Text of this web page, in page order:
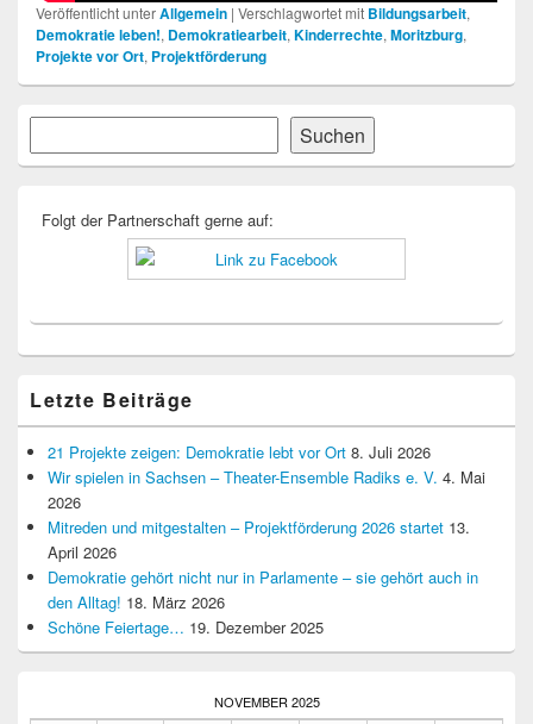
Veröffentlicht unterAllgemein | Verschlagwortet mit Bildungsarbeit,
Demokratie leben!, Demokratiearbeit, Kinderrechte, Moritzburg,
Projekte vor Ort, Projektförderung
Primärer
Widgetbereich
Suchen
Folgt der Partnerschaft gerne auf:
Letzte Beiträge
21 Projekte zeigen: Demokratie lebt vor Ort 8. Juli 2026
Wir spielen in Sachsen – Theater-Ensemble Radiks e. V. 4. Mai
2026
Mitreden und mitgestalten – Projektförderung 2026 startet 13.
April 2026
Demokratie gehört nicht nur in Parlamente – sie gehört auch in
den Alltag! 18. März 2026
Schöne Feiertage… 19. Dezember 2025
NOVEMBER 2025